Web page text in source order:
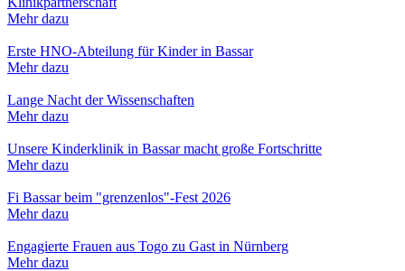
Mehr dazu
Erste HNO-Abteilung für Kinder in Bassar
Mehr dazu
Lange Nacht der Wissenschaften
Mehr dazu
Unsere Kinderklinik in Bassar macht große Fortschritte
Mehr dazu
Fi Bassar beim "grenzenlos"-Fest 2026
Mehr dazu
Engagierte Frauen aus Togo zu Gast in Nürnberg
Mehr dazu